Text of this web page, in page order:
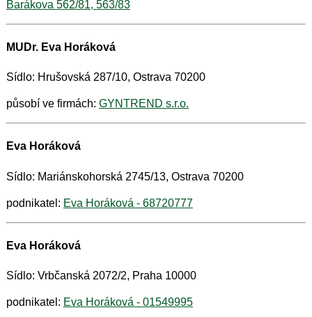
Barákova 562/81, 563/83
MUDr. Eva Horáková
Sídlo: Hrušovská 287/10, Ostrava 70200
působí ve firmách: GYNTREND s.r.o.
Eva Horáková
Sídlo: Mariánskohorská 2745/13, Ostrava 70200
podnikatel: Eva Horáková - 68720777
Eva Horáková
Sídlo: Vrbčanská 2072/2, Praha 10000
podnikatel: Eva Horáková - 01549995